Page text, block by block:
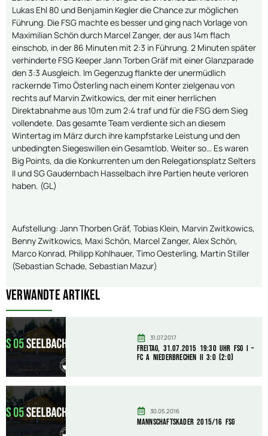
Lukas Ehl 80 und Benjamin Kegler die Chance zur möglichen
Führung. Die FSG machte es besser und ging nach Vorlage von
Maximilian Schön durch Marcel Zanger, der aus 14m flach
einschob, in der 86 Minuten mit 2:3 in Führung. 2 Minuten später
verhinderte FSG Keeper Jann Torben Gräf mit einer Glanzparade
den 3:3 Ausgleich. Im Gegenzug flankte der unermüdlich
rackernde Timo Österling nach einem Konter zielgenau von
rechts auf Marvin Zwitkowics, der mit einer herrlichen
Direktabnahme aus 10m zum 2:4 traf und für die FSG dem Sieg
vollendete. Das gesamte Team verdiente sich an diesem
Wintertag im März durch ihre kampfstarke Leistung und den
unbedingten Siegeswillen ein Gesamtlob. Weiter so… Es waren
Big Points, da die Konkurrenten um den Relegationsplatz Selters
II und SG Gaudernbach Hasselbach ihre Partien heute verloren
haben. (GL)
Aufstellung: Jann Thorben Gräf, Tobias Klein, Marvin Zwitkowics,
Benny Zwitkowics, Maxi Schön, Marcel Zanger, Alex Schön,
Marco Konrad, Philipp Kohlhauer, Timo Oesterling, Martin Stiller
(Sebastian Schade, Sebastian Mazur)
Verwandte Artikel
31.07.2017
Freitag, 31.07.2015 19:30 Uhr FSG I –
FC A Niederbrechen II 3:0 (2:0)
30.05.2016
Mannschaftskader 2015/16 FSG